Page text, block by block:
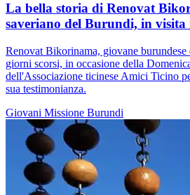
La bella storia di Renovat
saveriano del Burundi, in
Renovat Bikorinama, giovane
giorni scorsi, in occasione della
dell'Associazione ticinese Amici Ticino
sua testimonianza.
Giovani Missione Burundi